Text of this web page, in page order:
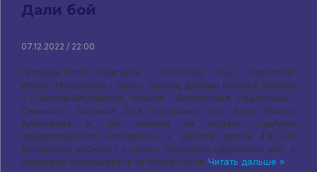
Дали бой
07.12.2022 / 22:00
Газпром-Югра: Ожиганов – Алексеев, Пиун – Курбатов/
Ионов, Макаренко – Катич, Нагаец Динамо Москва: Панков
– Соколов/Шкулявичус, Власов – Белогорцев, Подлесных –
Семышев, Баранов Два попадания под блок Никиты
Алексеева и три ошибки на подаче сургутян
предопределили отставание в дебюте матча 4:8. Но
Макаренко забивает в линию, Ожиганов оформляет эйс, а
Алексеев отыгрывается от блока после Читать дальше »